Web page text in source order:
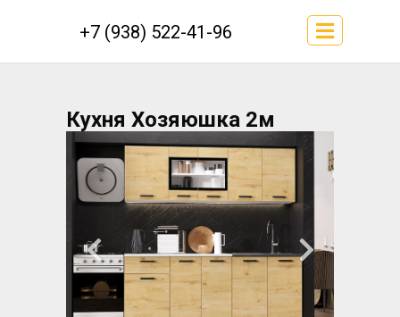
+7 (938) 522-41-96
Кухня Хозяюшка 2м